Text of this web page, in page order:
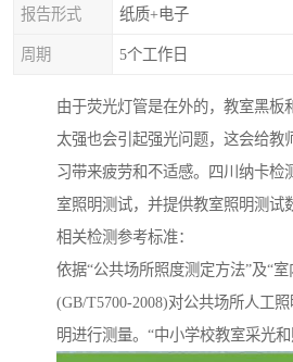
报告形式 纸质+电子
周期 5个工作日
由于荧光灯管是在外的，教室黑板
太强也会引起强光问题，这会给教
习带来疲劳和不适感。四川纳卡检
室照明测试，并提供教室照明测试
相关检测参考标准：
依据“公共场所照度测定方法”及“
(GB/T5700-2008)对公共场所人工
明进行测量。“中小学校教室采光和